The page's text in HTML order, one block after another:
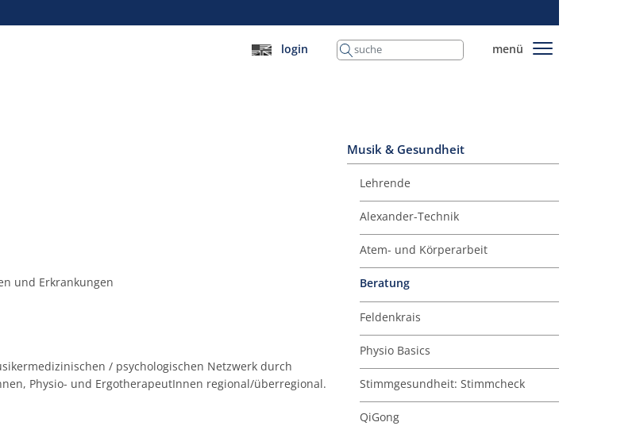
login menü
und Erkrankungen
/ psychologischen Netzwerk durch
Physio- und ErgotherapeutInnen regional/überregional.
Musik & Gesundheit
Lehrende
Alexander-Technik
Atem- und Körperarbeit
Beratung
Feldenkrais
Physio Basics
Stimmgesundheit: Stimmcheck
QiGong